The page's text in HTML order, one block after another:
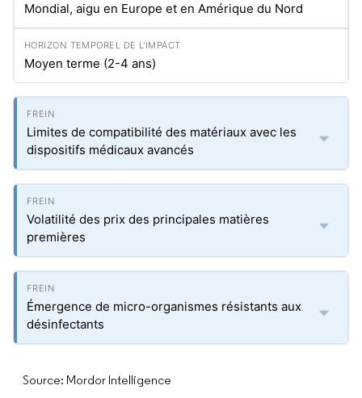
Mondial, aigu en Europe et en Amérique du Nord
Moyen terme (2-4 ans)
Limites de compatibilité des matériaux avec les
dispositifs médicaux avancés
Volatilité des prix des principales matières
premières
Émergence de micro-organismes résistants aux
désinfectants
Source: Mordor Intelligence